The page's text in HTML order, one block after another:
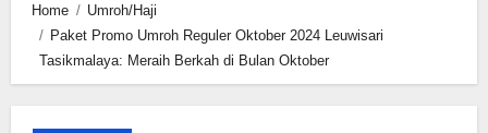
Home
Umroh/Haji
Paket Promo Umroh Reguler Oktober 2024 Leuwisari
Tasikmalaya: Meraih Berkah di Bulan Oktober